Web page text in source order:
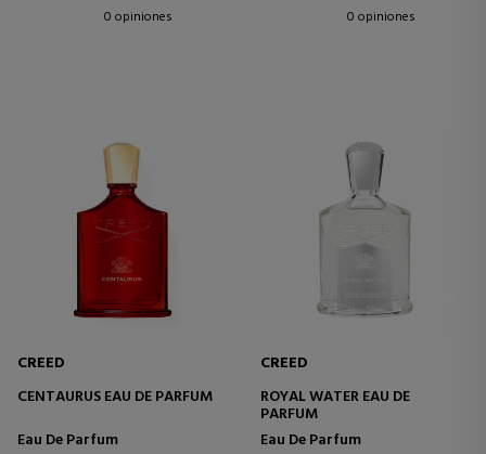
0 opiniones
0 opiniones
CREED
CENTAURUS EAU DE PARFUM
Eau De Parfum
CREED
ROYAL WATER EAU DE
PARFUM
Eau De Parfum